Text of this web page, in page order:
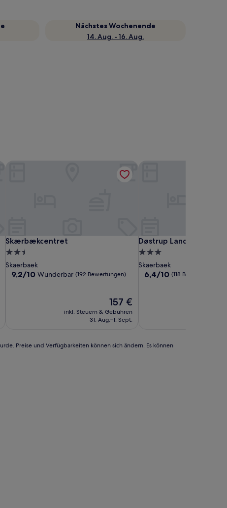
Nächstes Wochenende
14. Aug. - 16. Aug.
Skærbækcentret
Skærbækcentret
2.5-
Sterne-
Unterkunft
Skaerbaek
9.2
9,2/10 Wunderbar (192 Bewertungen)
Der
Preis
beträgt
157 €
inkl. Steuern & Gebühren
31. Aug.–1. Sept.
Døstrup Landevejskro
Døstrup Landevejskro &
3.0-
Sterne-
Unterkunft
Skaerbaek
6.4
6,4/10 (118 Bewertungen)
Preise und Verfügbarkeiten können sich ändern. Es können